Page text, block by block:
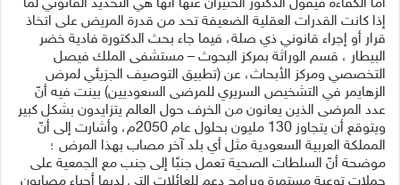
أما الكفاءة فيقول الدكتور الخنيزان عنها أنها هي التحديد القانوني لما
إذا كانت القدرات العقلية الضعيفة تحد من قدرة المريض على اتخاذ
قرار أو إجراء قانوني ذي صلة، فيما جاء بحث الدكتورة فادية خضر
البيطار ، قسم الوراثة بمركز البحوث – مستشفى الملك فيصل
التخصصي ومركز الأبحاث، عن (تطبيق التوصيف الجزيئي لمرض
الزهايمر في التشخيص السريري للمرضى السعوديين) بينت فيه أنّ
عدد المرضى الذين يعانون من الخرف حول العالم يتزايدون بشكل كبير
ويتوقع أن يتجاوز 130 مليون بحلول عام 2050م، وأشارت إلى أنّ
المملكة العربية السعودية مثل أي بلد آخر مصاب بهذا المرض ؛
موضحة أنّ السلطات الصحية تعمل جنبًا إلى جنب مع الجمعية على
حملات توعية مستمرة وبرامج دعم للعائلات التي لديها أحباء مصابون